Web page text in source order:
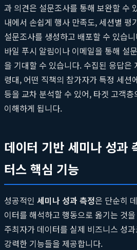
과 의견은 설문조사를 통해 보완할 수
내에서 손쉽게 행사 만족도, 세션별 평
설문조사를 생성하고 배포할 수 있습
바일 푸시 알림이나 이메일을 통해 설
을 기대할 수 있습니다. 수집된 응답은
령대, 어떤 직책의 참가자가 특정 세션
등을 교차 분석할 수 있어, 타겟 고객
이해하게 됩니다.
데이터 기반 세미나 성과
터스 핵심 기능
성공적인 세미나 성과 측정은 단순히
이터를 해석하고 행동으로 옮기는 것
주최자가 데이터를 실제 비즈니스 성
강력한 기능들을 제공합니다.